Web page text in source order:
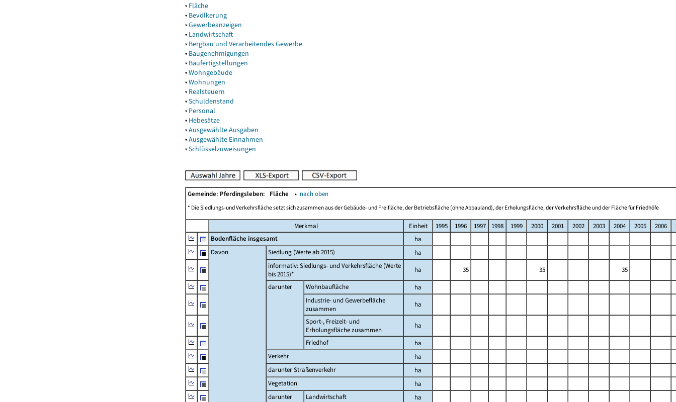
▾ Fläche
▾ Bevölkerung
▾Gewerbeanzeigen
▾ Landwirtschaft
▾ Bergbau und Verarbeitendes Gewerbe
▾ Baugenehmigungen
▾ Baufertigstellungen
▾Wohngebäude
▾Wohnungen
▾ Realsteuern
▾Schuldenstand
▾ Personal
▾ Hebesätze
▾Ausgewählte Ausgaben
▾Ausgewählte Einnahmen
▾Schlüsselzuweisungen
Gemeinde: Pferdingsleben: Fläche ▴ nach oben
* Die Siedlungs-und Verkehrsfläche setzt sich zusammen aus der Gebäude- und Freifläche, der Betriebsfläche (ohne Abbauland), der Erholungsfläche, der Verkehrsfläche und der Fläche für Friedhöfe
Merkmal Einheit 1995 1996 1997 1998 1999 2000 2001 2002 2003 2004 2005 2006
Bodenfläche insgesamt
ha
Davon
Siedlung (Werte ab 2015)
ha
informativ: Siedlungs- und Verkehrsfläche (Werte
bis 2015)*
ha 35 35
35
darunter
Wohnbaufläche
ha
Industrie- und Gewerbefläche
zusammen
ha
Sport-, Freizeit- und
Erholungsfläche zusammen
ha
Friedhof
ha
Verkehr
ha
darunter Straßenverkehr
ha
Vegetation
ha
darunter
Landwirtschaft
ha